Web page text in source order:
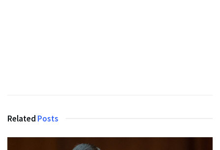
Related Posts